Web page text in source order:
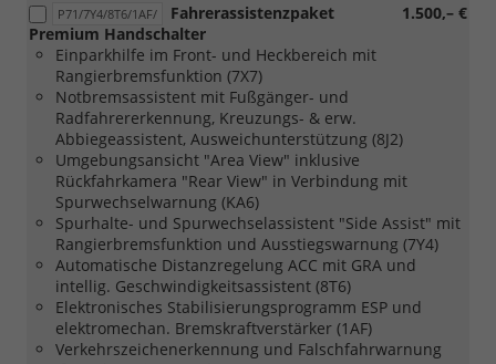
mit
Schriftzug
"PanAmericana"
und
[7m9]
Einstiegleiste
vorn
Metall,
beleuchtet
sowie
Schriftzug
"PanAmericana"
P71/7Y4/8T6/1AF/ 1.500,– €
Fahrerassistenzpaket
Premium Handschalter
Einparkhilfe im Front- und Heckbereich mit
Rangierbremsfunktion (7X7)
Notbremsassistent mit Fußgänger- und
Radfahrererkennung, Kreuzungs- & erw.
Abbiegeassistent, Ausweichunterstützung (8J2)
Umgebungsansicht "Area View" inklusive
Rückfahrkamera "Rear View" in Verbindung mit
Spurwechselwarnung (KA6)
Spurhalte- und Spurwechselassistent "Side Assist" mit
Rangierbremsfunktion und Ausstiegswarnung (7Y4)
Automatische Distanzregelung ACC mit GRA und
intellig. Geschwindigkeitsassistent (8T6)
Elektronisches Stabilisierungsprogramm ESP und
elektromechan. Bremskraftverstärker (1AF)
Verkehrszeichenerkennung und Falschfahrwarnung